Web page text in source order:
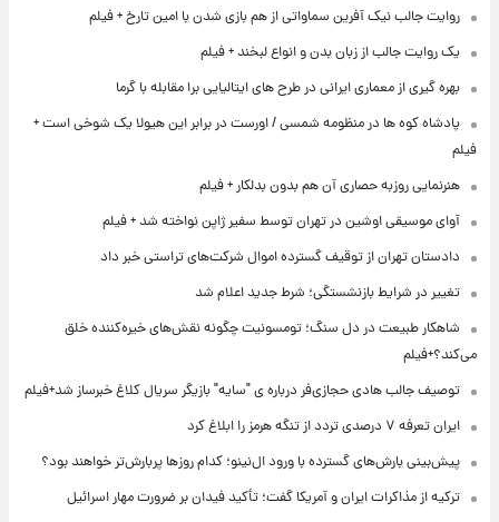
روایت جالب نیک آفرین سماواتی از هم بازی شدن با امین تارخ + فیلم
یک روایت جالب از زبان بدن و انواع لبخند + فیلم
بهره گیری از معماری ایرانی در طرح های ایتالیایی برا مقابله با گرما
پادشاه کوه ها در منظومه شمسی / اورست در برابر این هیولا یک شوخی است +
فیلم
هنرنمایی روزبه حصاری آن هم بدون بدلکار + فیلم
آوای موسیقی اوشین در تهران توسط سفیر ژاپن نواخته شد + فیلم
دادستان تهران از توقیف گسترده اموال شرکت‌های تراستی خبر داد
تغییر در شرایط بازنشستگی؛ شرط جدید اعلام شد
شاهکار طبیعت در دل سنگ؛ تومسونیت چگونه نقش‌های خیره‌کننده خلق
می‌کند؟+فیلم
توصیف جالب هادی حجازی‌فر درباره ی "سایه" بازیگر سریال کلاغ خبرساز شد+فیلم
ایران تعرفه ۷ درصدی تردد از تنگه هرمز را ابلاغ کرد
پیش‌بینی بارش‌های گسترده با ورود ال‌نینو؛ کدام روزها پربارش‌تر خواهند بود؟
ترکیه از مذاکرات ایران و آمریکا گفت؛ تأکید فیدان بر ضرورت مهار اسرائیل